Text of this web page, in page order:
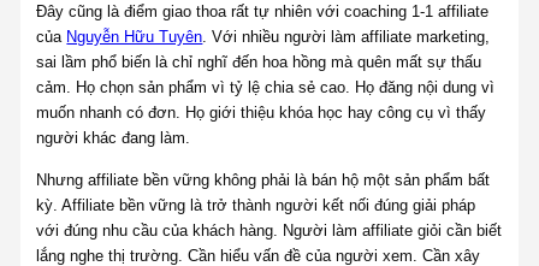
Đây cũng là điểm giao thoa rất tự nhiên với coaching 1-1 affiliate
của Nguyễn Hữu Tuyên. Với nhiều người làm affiliate marketing,
sai lầm phổ biến là chỉ nghĩ đến hoa hồng mà quên mất sự thấu
cảm. Họ chọn sản phẩm vì tỷ lệ chia sẻ cao. Họ đăng nội dung vì
muốn nhanh có đơn. Họ giới thiệu khóa học hay công cụ vì thấy
người khác đang làm.
Nhưng affiliate bền vững không phải là bán hộ một sản phẩm bất
kỳ. Affiliate bền vững là trở thành người kết nối đúng giải pháp
với đúng nhu cầu của khách hàng. Người làm affiliate giỏi cần biết
lắng nghe thị trường. Cần hiểu vấn đề của người xem. Cần xây